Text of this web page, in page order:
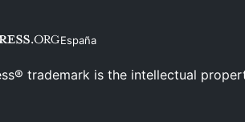
España
trademark is the intellectual